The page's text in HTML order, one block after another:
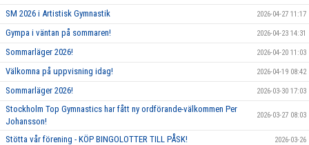
SM 2026 i Artistisk Gymnastik 2026-04-27 11:17
Gympa i väntan på sommaren! 2026-04-23 14:31
Sommarläger 2026! 2026-04-20 11:03
Välkomna på uppvisning idag! 2026-04-19 08:42
Sommarläger 2026! 2026-03-30 17:03
Stockholm Top Gymnastics har fått ny ordförande-välkommen Per
Johansson!
2026-03-27 08:03
Stötta vår förening - KÖP BINGOLOTTER TILL PÅSK! 2026-03-26